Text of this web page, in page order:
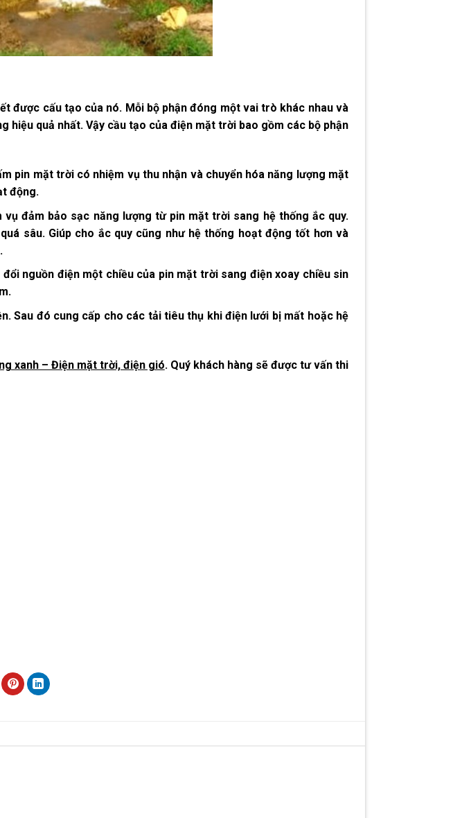
được cấu tạo của nó. Mỗi bộ phận đóng một vai trò khác nhau và
quả nhất. Vậy cầu tạo của điện mặt trời bao gồm các bộ phận
pin mặt trời có nhiệm vụ thu nhận và chuyển hóa năng lượng mặt
động.
đảm bảo sạc năng lượng từ pin mặt trời sang hệ thống ắc quy.
sâu. Giúp cho ắc quy cũng như hệ thống hoạt động tốt hơn và
nguồn điện một chiều của pin mặt trời sang điện xoay chiều sin
Sau đó cung cấp cho các tải tiêu thụ khi điện lưới bị mất hoặc hệ
xanh – Điện mặt trời, điện gió. Quý khách hàng sẽ được tư vấn thi